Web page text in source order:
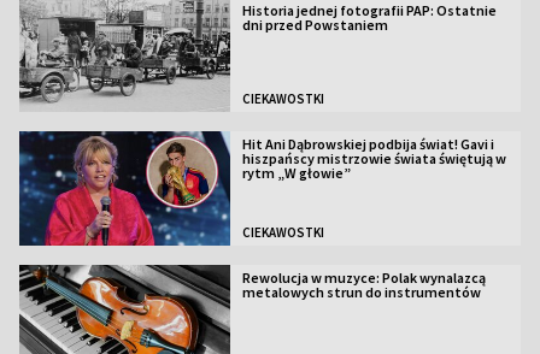
Historia jednej fotografii PAP: Ostatnie
dni przed Powstaniem
CIEKAWOSTKI
Hit Ani Dąbrowskiej podbija świat! Gavi i
hiszpańscy mistrzowie świata świętują w
rytm „W głowie”
CIEKAWOSTKI
Rewolucja w muzyce: Polak wynalazcą
metalowych strun do instrumentów